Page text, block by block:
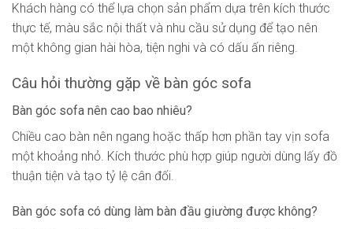
Khách hàng có thể lựa chọn sản phẩm dựa trên kích thước
thực tế, màu sắc nội thất và nhu cầu sử dụng để tạo nên
một không gian hài hòa, tiện nghi và có dấu ấn riêng.
Câu hỏi thường gặp về bàn góc sofa
Bàn góc sofa nên cao bao nhiêu?
Chiều cao bàn nên ngang hoặc thấp hơn phần tay vịn sofa
một khoảng nhỏ. Kích thước phù hợp giúp người dùng lấy đồ
thuận tiện và tạo tỷ lệ cân đối.
Bàn góc sofa có dùng làm bàn đầu giường được không?